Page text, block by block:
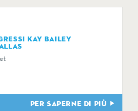
KAY BAILEY
PER SAPERNE DI PIÙ